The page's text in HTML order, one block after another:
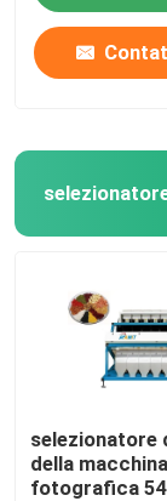
selezionatore
della macchina
fotografica